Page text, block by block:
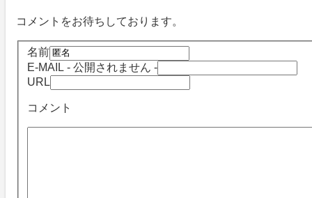
コメントをお待ちしております。
名前
E-MAIL - 公開されません -
URL
コメント